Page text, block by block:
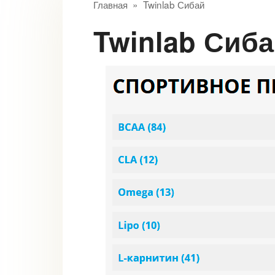
Главная » Twinlab Сибай
Twinlab